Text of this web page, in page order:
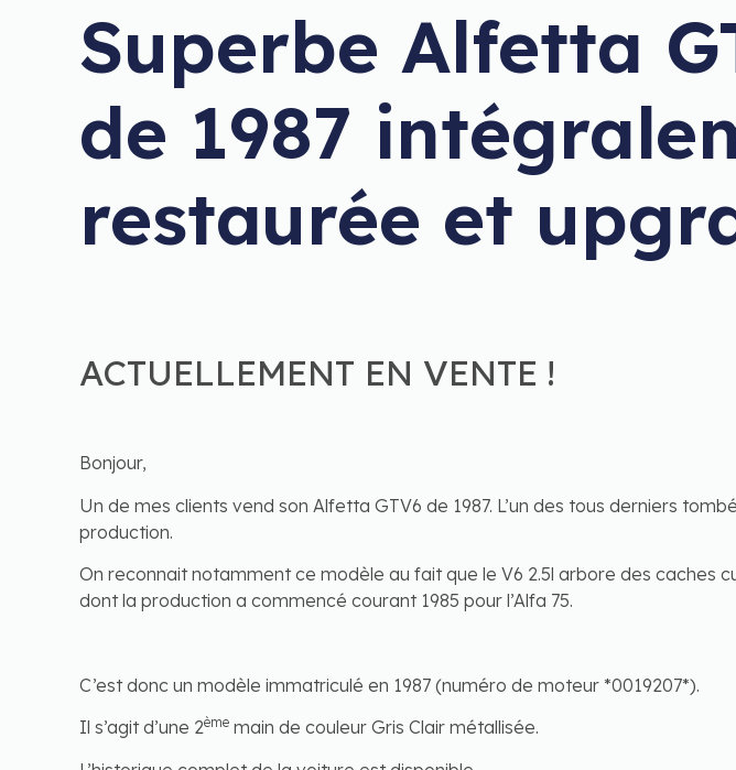
Superbe Alfetta
de 1987
restaurée et
ACTUELLEMENT EN VENTE !
Bonjour,
Un de mes clients vend son Alfetta GTV6 de 1987. L’un des tous derniers
production.
On reconnait notamment ce modèle au fait que le V6 2.5l arbore des caches
dont la production a commencé courant 1985 pour l’Alfa 75.
C’est donc un modèle immatriculé en 1987 (numéro de moteur *0019207*).
Il s’agit d’une 2ème main de couleur Gris Clair métallisée.